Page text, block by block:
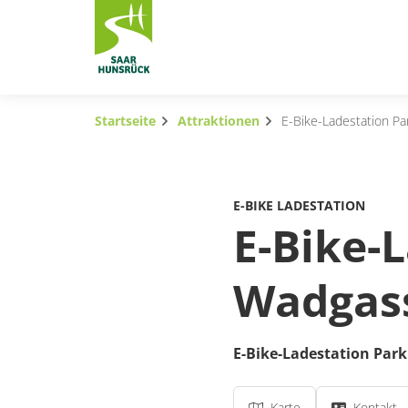
Zum Hauptinhalt springen
Startseite Attraktionen E-Bike-Ladestation
E-BIKE LADESTATION
E-
E-Bike-Ladestation